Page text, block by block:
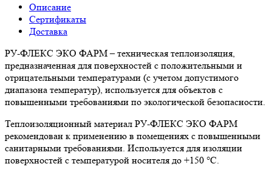
Описание
Сертификаты
Доставка
РУ-ФЛЕКС ЭКО ФАРМ – техническая теплоизоляция,
предназначенная для поверхностей с положительными и
отрицательными температурами (с учетом допустимого
диапазона температур), используется для объектов с
повышенными требованиями по экологической безопасности.
Теплоизоляционный материал РУ-ФЛЕКС ЭКО ФАРМ
рекомендован к применению в помещениях с повышенными
санитарными требованиями. Используется для изоляции
поверхностей с температурой носителя до +150 °С.